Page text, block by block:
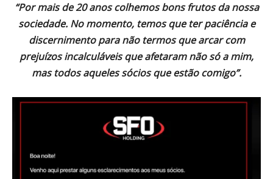
“Por mais de 20 anos colhemos bons frutos da nossa
sociedade. No momento, temos que ter paciência e
discernimento para não termos que arcar com
prejuízos incalculáveis que afetaram não só a mim,
mas todos aqueles sócios que estão comigo”.